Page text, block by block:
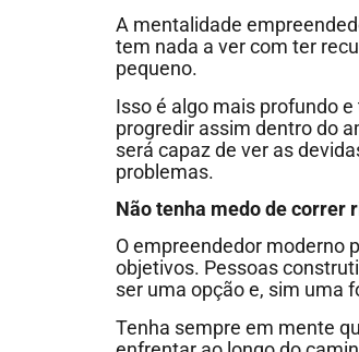
A mentalidade
tem nada a ver com ter
pequeno.
Isso é algo mais profundo
progredir assim dentro do
será capaz de ver as
problemas.
Não tenha medo de correr
O empreendedor moderno
objetivos. Pessoas
ser uma opção e, sim uma
Tenha sempre em mente